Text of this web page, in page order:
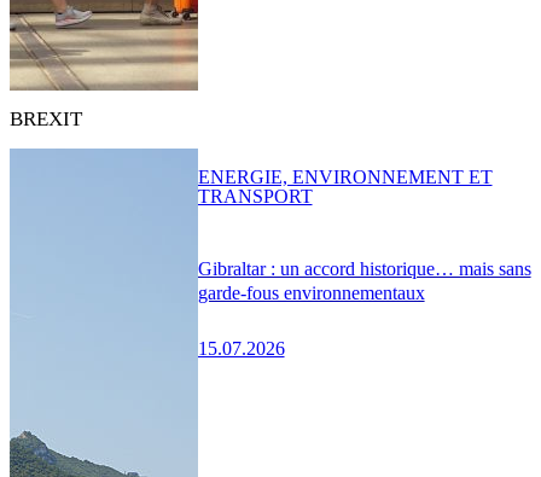
BREXIT
Gibraltar : un accord historique… mais sans
garde-fous environnementaux
15.07.2026
ENERGIE, ENVIRONNEMENT ET
TRANSPORT